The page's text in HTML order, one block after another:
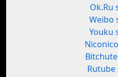
Ok.Ru
Weibo
Youku
Bitchute
Rutube